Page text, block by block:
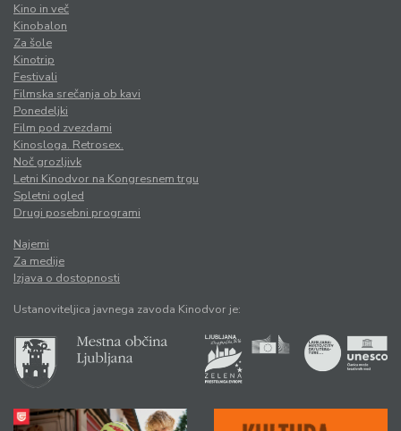
Kino in več
Kinobalon
Za šole
Kinotrip
Festivali
Filmska srečanja ob kavi
Ponedeljki
Film pod zvezdami
Kinosloga. Retrosex.
Noč grozljivk
Letni Kinodvor na Kongresnem trgu
Spletni ogled
Drugi posebni programi
Najemi
Za medije
Izjava o dostopnosti
Ustanoviteljica javnega zavoda Kinodvor je: